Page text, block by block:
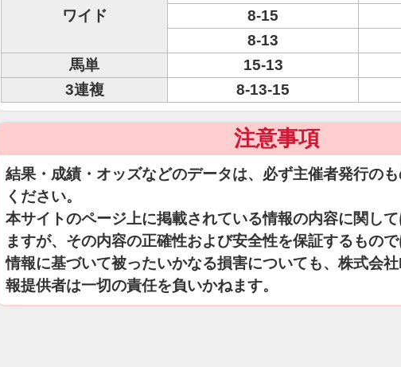
ワイド
8-15
8-13
馬単
15-13
3連複
8-13-15
注意事項
結果・成績・オッズなどのデータは、必ず主催者発行の
ください。
本サイトのページ上に掲載されている情報の内容に関し
ますが、その内容の正確性および安全性を保証するもの
情報に基づいて被ったいかなる損害についても、株式会
報提供者は一切の責任を負いかねます。